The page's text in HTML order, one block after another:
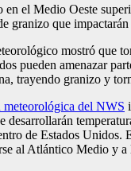
mostró que
pueden amenazar
trayendo granizo y
del NWS
desarrollarán
de Estados Unidos.
al Atlántico Medio y a